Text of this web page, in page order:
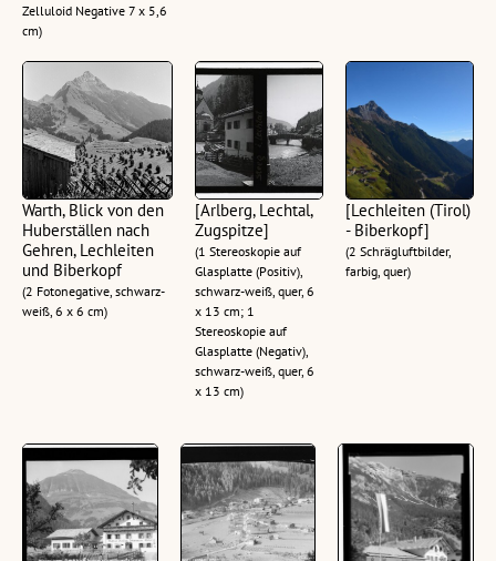
Zelluloid Negative 7 x 5,6
cm)
Warth, Blick von den
Huberställen nach
Gehren, Lechleiten
und Biberkopf
(2 Fotonegative, schwarz-
weiß, 6 x 6 cm)
[Arlberg, Lechtal,
Zugspitze]
(1 Stereoskopie auf
Glasplatte (Positiv),
schwarz-weiß, quer, 6
x 13 cm; 1
Stereoskopie auf
Glasplatte (Negativ),
schwarz-weiß, quer, 6
x 13 cm)
[Lechleiten (Tirol)
- Biberkopf]
(2 Schrägluftbilder,
farbig, quer)